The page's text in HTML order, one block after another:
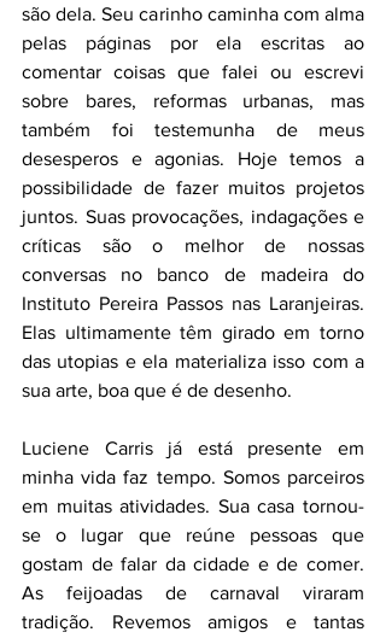
são dela. Seu carinho caminha com alma
pelas páginas por ela escritas ao
comentar coisas que falei ou escrevi
sobre bares, reformas urbanas, mas
também foi testemunha de meus
desesperos e agonias. Hoje temos a
possibilidade de fazer muitos projetos
juntos. Suas provocações, indagações e
críticas são o melhor de nossas
conversas no banco de madeira do
Instituto Pereira Passos nas Laranjeiras.
Elas ultimamente têm girado em torno
das utopias e ela materializa isso com a
sua arte, boa que é de desenho.
Luciene Carris já está presente em
minha vida faz tempo. Somos parceiros
em muitas atividades. Sua casa tornou-
se o lugar que reúne pessoas que
gostam de falar da cidade e de comer.
As feijoadas de carnaval viraram
tradição. Revemos amigos e tantas